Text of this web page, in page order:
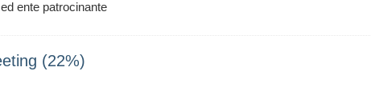
ente patrocinante
(22%)